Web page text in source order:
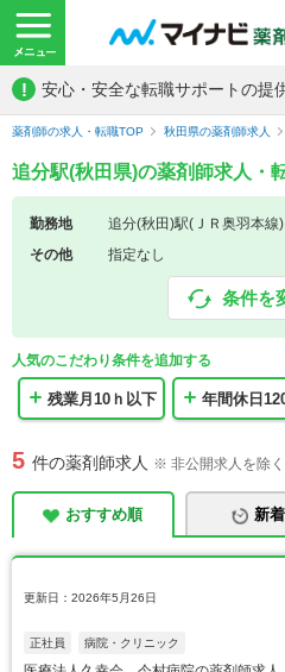
! 安心・安全な転職サポートの提
薬剤師の求人・転職TOP 秋田県の薬剤師求人
追分駅(秋田県)の薬剤師求人・
勤務地
追分(秋田)駅(ＪＲ奥羽本線)
その他
指定なし
条件を
人気のこだわり条件を追加する
残業月10ｈ以下 年間休日
5 件の薬剤師求人 ※ 非公開求人を除く
おすすめ順 新
更新日：2026年5月26日
正社員 病院・クリニック